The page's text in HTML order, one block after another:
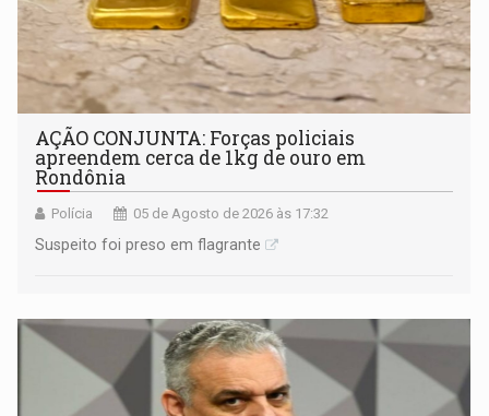
AÇÃO CONJUNTA: Forças policiais
apreendem cerca de 1kg de ouro em
Rondônia
Polícia 05 de Agosto de 2026 às 17:32
Suspeito foi preso em flagrante